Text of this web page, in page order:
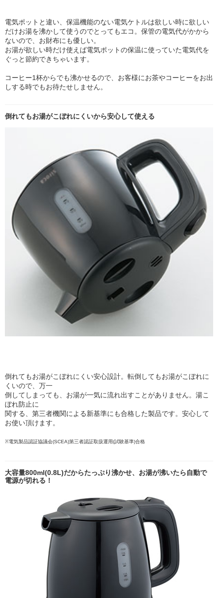
電気ポットと違い、保温機能のない電気ケトルは欲しい時に欲しい
だけお湯を沸かして使うのでとってもエコ。保管の電気代がかから
ないので、お財布にも優しい。
お湯が欲しい時だけ使えば電気ポットの保温に使っていた電気代を
ぐっと節約できちゃいます。
コーヒー1杯からでも沸かせるので、お客様にお茶やコーヒーをお出
しする時でもお待たせしません。
倒れてもお湯がこぼれにくいから安心して使える
倒れてもお湯がこぼれにくい安心設計。転倒してもお湯がこぼれに
くいので、万一
倒してしまっても、お湯が一気に流れ出すことがありません。湯こ
ぼれ防止に
関する、第三者機関による新基準にも合格した製品です。安心して
お使い頂けます。
※電気製品認証協議会(SCEA)第三者認証取扱運用(試験基準)合格
大容量800ml(0.8L)だからたっぷり沸かせ、お湯が沸いたら自動で
電源が切れる！